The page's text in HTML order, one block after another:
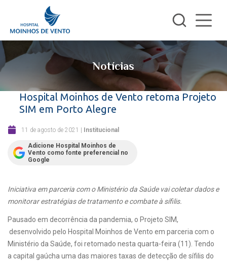
Notícias
Hospital Moinhos de Vento retoma Projeto
SIM em Porto Alegre
11 de agosto de 2021 | Institucional
Adicione Hospital Moinhos de
Vento como fonte preferencial no
Google
Iniciativa em parceria com o Ministério da Saúde vai coletar dados e
monitorar estratégias de tratamento e combate à sífilis.
Pausado em decorrência da pandemia, o Projeto SIM,
desenvolvido pelo Hospital Moinhos de Vento em parceria com o
Ministério da Saúde, foi retomado nesta quarta-feira (11). Tendo
a capital gaúcha uma das maiores taxas de detecção de sífilis do